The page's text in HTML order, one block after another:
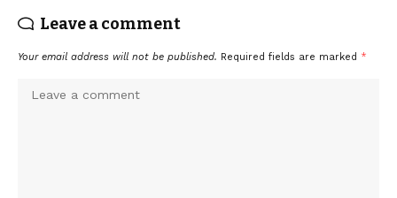
Leave a comment
Your email address will not be published. Required fields are marked *